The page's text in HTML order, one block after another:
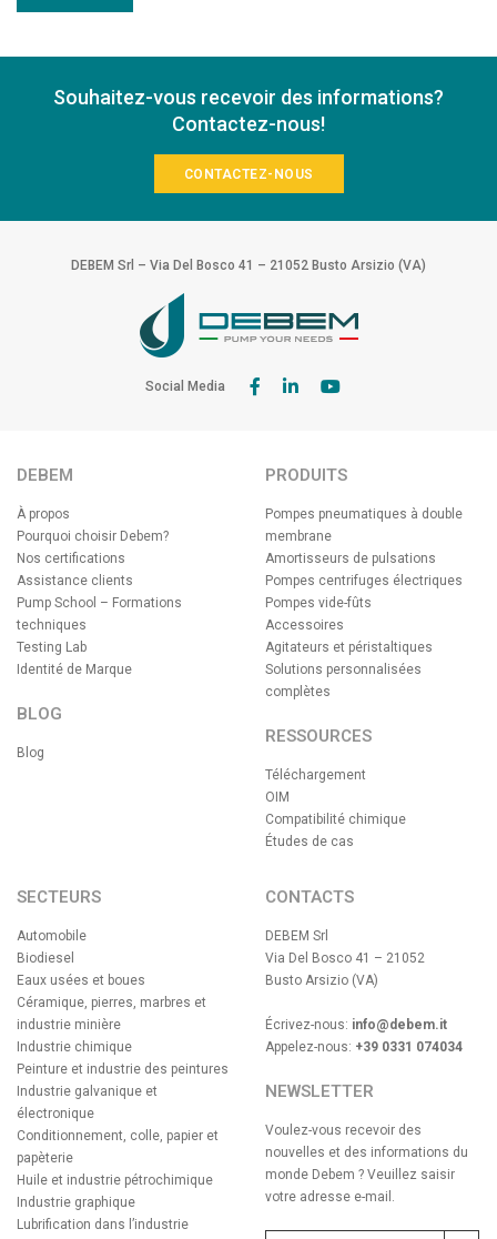
Souhaitez-vous recevoir des informations?
Contactez-nous!
CONTACTEZ-NOUS
DEBEM Srl – Via Del Bosco 41 – 21052 Busto Arsizio (VA)
Social Media
DEBEM
À propos
Pourquoi choisir Debem?
Nos certifications
Assistance clients
Pump School – Formations
techniques
Testing Lab
Identité de Marque
BLOG
Blog
PRODUITS
Pompes pneumatiques à double
membrane
Amortisseurs de pulsations
Pompes centrifuges électriques
Pompes vide-fûts
Accessoires
Agitateurs et péristaltiques
Solutions personnalisées
complètes
RESSOURCES
Téléchargement
OIM
Compatibilité chimique
Études de cas
SECTEURS
Automobile
Biodiesel
Eaux usées et boues
Céramique, pierres, marbres et
industrie minière
Industrie chimique
Peinture et industrie des peintures
Industrie galvanique et
électronique
Conditionnement, colle, papier et
papèterie
Huile et industrie pétrochimique
Industrie graphique
Lubrification dans l’industrie
CONTACTS
DEBEM Srl
Via Del Bosco 41 – 21052
Busto Arsizio (VA)
Écrivez-nous: info@debem.it
Appelez-nous: +39 0331 074034
NEWSLETTER
Voulez-vous recevoir des
nouvelles et des informations du
monde Debem ? Veuillez saisir
votre adresse e-mail.